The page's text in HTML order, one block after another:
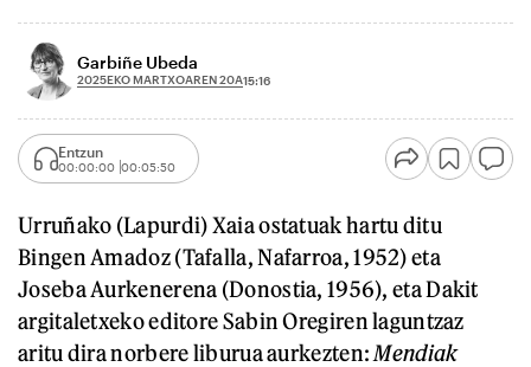
Garbiñe Ubeda
2025EKO MARTXOAREN 20A15:16
Entzun
00:00:00 00:05:50
Urruñako (Lapurdi) Xaia ostatuak hartu ditu
Bingen Amadoz (Tafalla, Nafarroa, 1952) eta
Joseba Aurkenerena (Donostia, 1956), eta Dakit
argitaletxeko editore Sabin Oregiren laguntzaz
aritu dira norbere liburua aurkezten: Mendiak